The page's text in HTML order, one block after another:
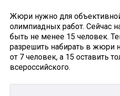
Жюри нужно для
олимпиадных работ. Сейчас
быть не менее 15 человек.
разрешить набирать в жюри
от 7 человек, а 15 оставить
всероссийского.